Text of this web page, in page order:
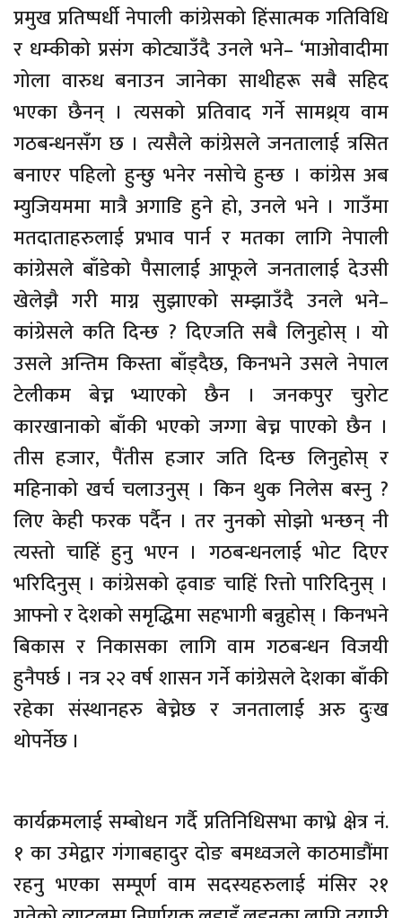
प्रमुख प्रतिष्पर्धी नेपाली कांग्रेसको हिंसात्मक गतिविधि
र धम्कीको प्रसंग कोट्याउँदै उनले भने– ‘माओवादीमा
गोला वारुध बनाउन जानेका साथीहरू सबै सहिद
भएका छैनन् । त्यसको प्रतिवाद गर्ने सामथ्र्य वाम
गठबन्धनसँग छ । त्यसैले कांग्रेसले जनतालाई त्रसित
बनाएर पहिलो हुन्छु भनेर नसोचे हुन्छ । कांग्रेस अब
म्युजियममा मात्रै अगाडि हुने हो, उनले भने । गाउँमा
मतदाताहरुलाई प्रभाव पार्न र मतका लागि नेपाली
कांग्रेसले बाँडेको पैसालाई आफूले जनतालाई देउसी
खेलेझै गरी माग्न सुझाएको सम्झाउँदै उनले भने–
कांग्रेसले कति दिन्छ ? दिएजति सबै लिनुहोस् । यो
उसले अन्तिम किस्ता बाँड्दैछ, किनभने उसले नेपाल
टेलीकम बेच्न भ्याएको छैन । जनकपुर चुरोट
कारखानाको बाँकी भएको जग्गा बेच्न पाएको छैन ।
तीस हजार, पैंतीस हजार जति दिन्छ लिनुहोस् र
महिनाको खर्च चलाउनुस् । किन थुक निलेस बस्नु ?
लिए केही फरक पर्दैन । तर नुनको सोझो भन्छन् नी
त्यस्तो चाहिं हुनु भएन । गठबन्धनलाई भोट दिएर
भरिदिनुस् । कांग्रेसको ढ्वाङ चाहिं रित्तो पारिदिनुस् ।
आफ्नो र देशको समृद्धिमा सहभागी बन्नुहोस् । किनभने
बिकास र निकासका लागि वाम गठबन्धन विजयी
हुनैपर्छ । नत्र २२ वर्ष शासन गर्ने कांग्रेसले देशका बाँकी
रहेका संस्थानहरु बेच्नेछ र जनतालाई अरु दुःख
थोपर्नेछ ।
कार्यक्रमलाई सम्बोधन गर्दै प्रतिनिधिसभा काभ्रे क्षेत्र नं.
१ का उमेद्वार गंगाबहादुर दोङ बमध्वजले काठमाडौंमा
रहनु भएका सम्पूर्ण वाम सदस्यहरुलाई मंसिर २१